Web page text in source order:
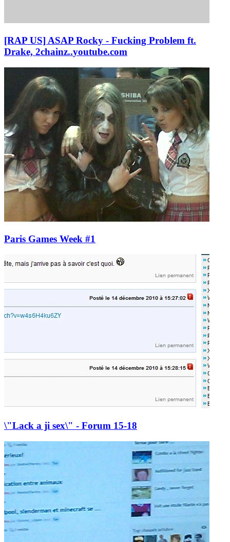
[RAP US] ASAP Rocky - Fucking Problem ft.
Drake, 2chainz..youtube.com
Paris Games Week #1
\"Lack a ji sex\" - Forum 15-18